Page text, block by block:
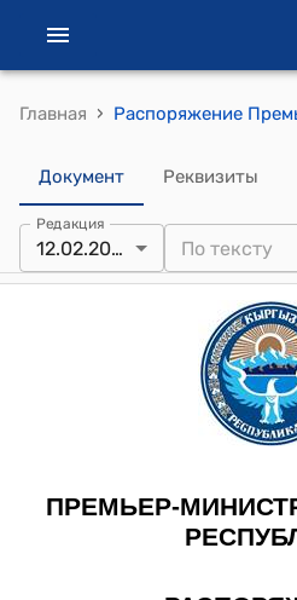
Главная ›
Документ Реквизиты
Редакция
12.02.2013